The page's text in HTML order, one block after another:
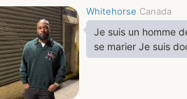
Whitehorse Canada
Je suis un homme
se marier Je suis